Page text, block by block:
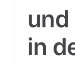
in